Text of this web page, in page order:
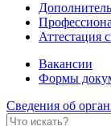
Аттестация
Вакансии
Формы
Сведения об